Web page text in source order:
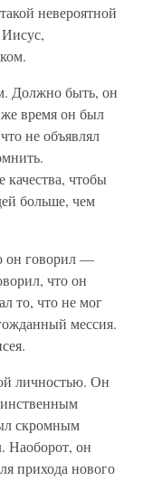
невероятной
Должно быть, он
время он был
не объявлял
качества, чтобы
больше, чем
он говорил —
что он
то, что не мог
мессия.
личностью. Он
скромным
Наоборот, он
прихода нового